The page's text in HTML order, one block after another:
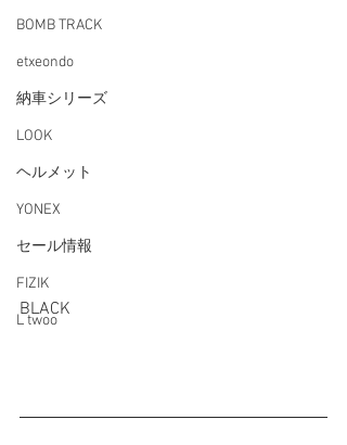
BOMB TRACK
etxeondo
納車シリーズ
LOOK
ヘルメット
YONEX
セール情報
FIZIK
L twoo
BLACK